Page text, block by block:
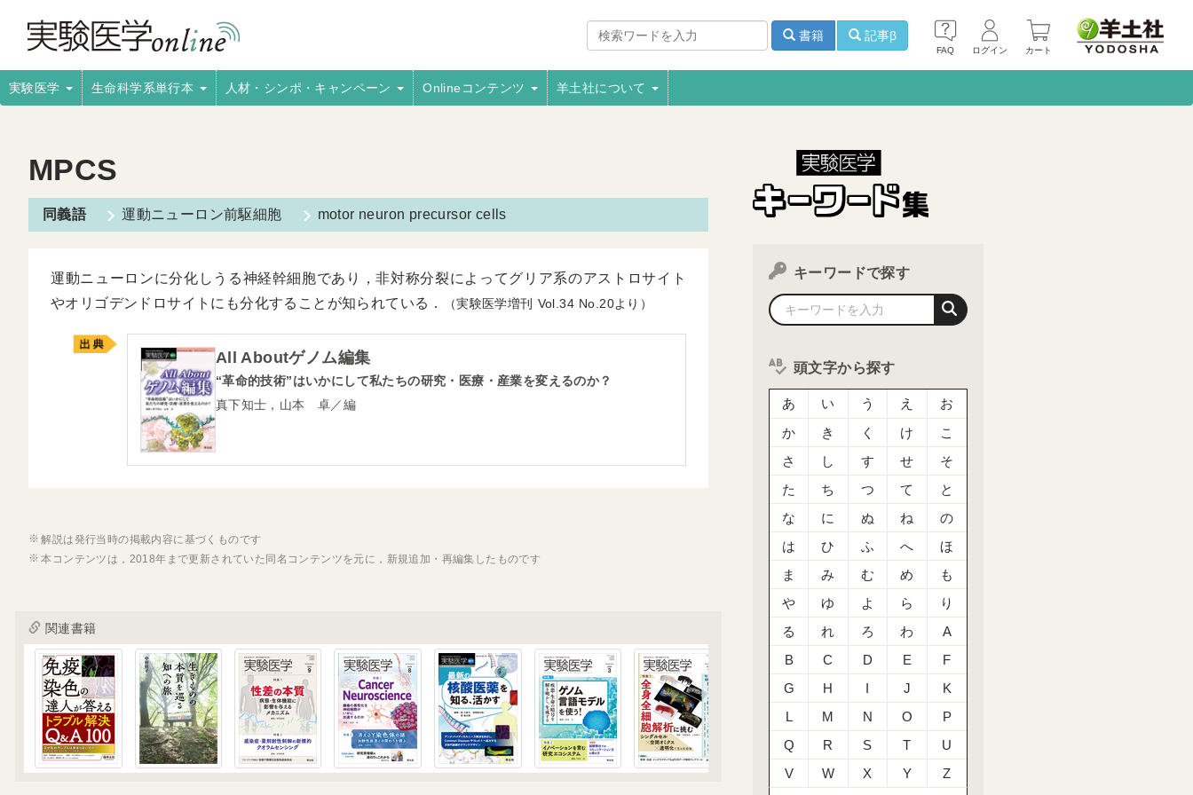
FAQ ログイン カート
書籍 記事β
実験医学 生命科学系単行本 人材・シンポ・キャンペーン Onlineコンテンツ 羊土社について
MPCS
運動ニューロン前駆細胞 motor neuron precursor cells
運動ニューロンに分化しうる神経幹細胞であり，非対称分裂によってグリア系のアストロサイト
やオリゴデンドロサイトにも分化することが知られている．
（実験医学増刊 34 20より）
All Aboutゲノム編集
“革命的技術”はいかにして私たちの研究・医療・産業を変えるのか？
真下知士，山本 卓／編
解説は発行当時の掲載内容に基づくものです
本コンテンツは，2018年まで更新されていた同名コンテンツを元に，新規追加・再編集したものです
関連書籍
キーワードで探す
頭文字から探す
あ い う え
お
か
き く け
こ
さ
し す せ
そ
た
ち つ て
と
な
に ぬ ね
の
は
ひ ふ へ
ほ
ま
み む め
も
や
ゆ よ ら
り
る
れ ろ わ
A
B
C D E
F
G
H I J
K
L
M N O
P
Q
R S T
U
V
W X Y
Z